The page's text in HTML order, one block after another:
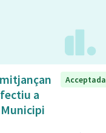
a
Acceptada